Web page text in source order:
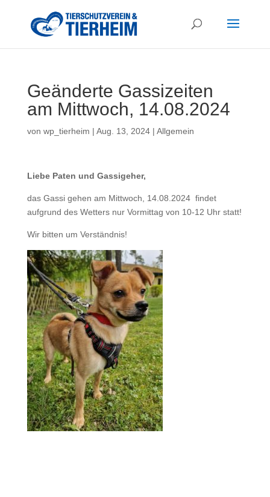
Geänderte Gassizeiten
am Mittwoch, 14.08.2024
von wp_tierheim | Aug. 13, 2024| Allgemein
Liebe Paten und Gassigeher,
das Gassi gehen am Mittwoch, 14.08.2024 findet
aufgrund des Wetters nur Vormittag von 10-12 Uhr statt!
Wir bitten um Verständnis!